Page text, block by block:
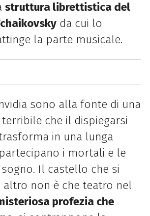
struttura librettistica del
da cui lo
la parte musicale.
sono alla fonte di una
che il dispiegarsi
in una lunga
i mortali e le
Il castello che si
non è che teatro nel
profezia che